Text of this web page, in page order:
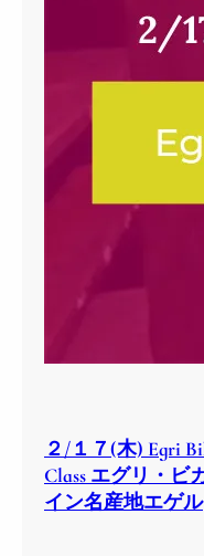
２/１７(木) Egri
Class エグリ・ビ
イン名産地エゲル